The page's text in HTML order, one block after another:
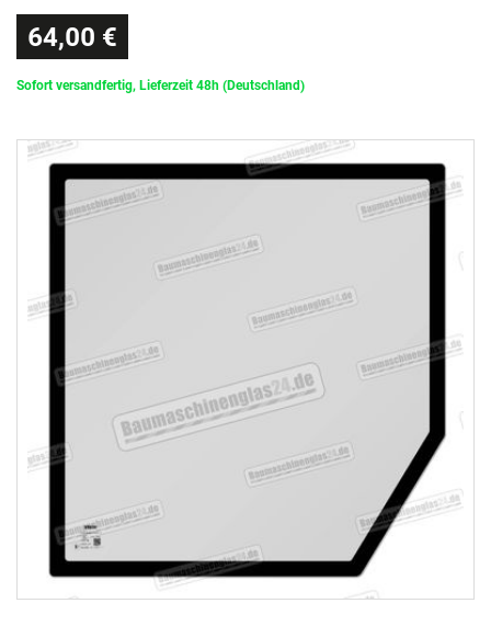
64,00 €
Sofort versandfertig, Lieferzeit 48h (Deutschland)